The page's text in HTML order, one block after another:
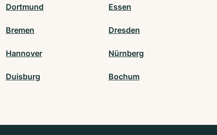
Dortmund Essen
Bremen Dresden
Hannover Nürnberg
Duisburg Bochum